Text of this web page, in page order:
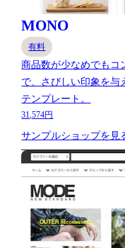
MONO
有料
商品数が少なめでもコ
で、さびしい印象を与
テンプレート。
31,574円
サンプルショップを見